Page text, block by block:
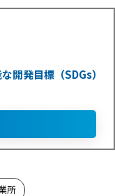
開発目標（SDGs）
所